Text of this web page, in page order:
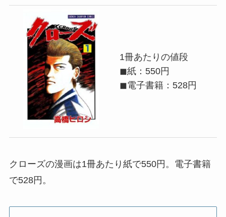
1冊あたりの値段
◼紙：550円
◼電子書籍：528円
クローズの漫画は1冊あたり紙で550円。電子書籍
で528円。